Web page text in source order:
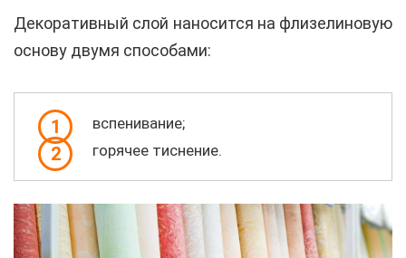
Декоративный слой наносится на флизелиновую
основу двумя способами:
1 вспенивание;
2 горячее тиснение.